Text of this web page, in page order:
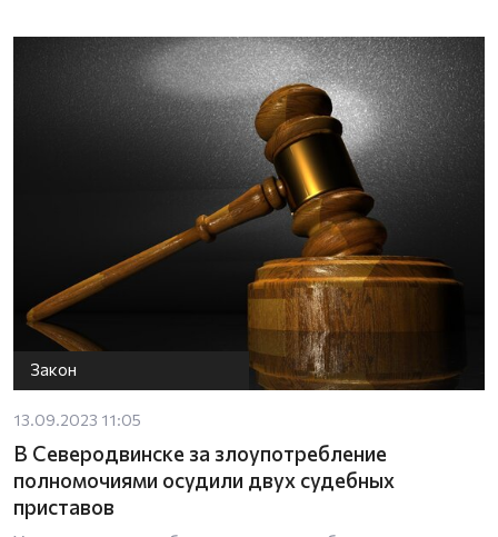
Закон
13.09.2023 11:05
В Северодвинске за злоупотребление
полномочиями осудили двух судебных
приставов